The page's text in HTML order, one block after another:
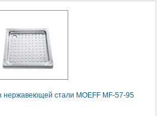
нержавеющей стали MOEFF MF-57-95